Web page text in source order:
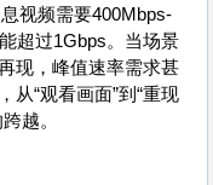
视频需要400Mbps-
超过1Gbps。当场景
现，峰值速率需求甚
从“观看画面”到“重现
越。